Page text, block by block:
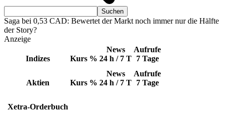
Saga bei 0,53 CAD: Bewertet der Markt noch immer nur die Hälfte
der Story?
Anzeige
Indizes Kurs %
News
24 h / 7 T
Aufrufe
7 Tage
Aktien Kurs %
News
24 h / 7 T
Aufrufe
7 Tage
Xetra-Orderbuch